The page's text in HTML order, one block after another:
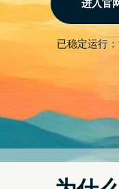
Roguelike 的策略游戏
Steam 与 Nintendo
玩家将在《星咏之诗
作为扑克牌元素游戏
克牌来组合牌组（对子
并可藉由战斗、寻找升